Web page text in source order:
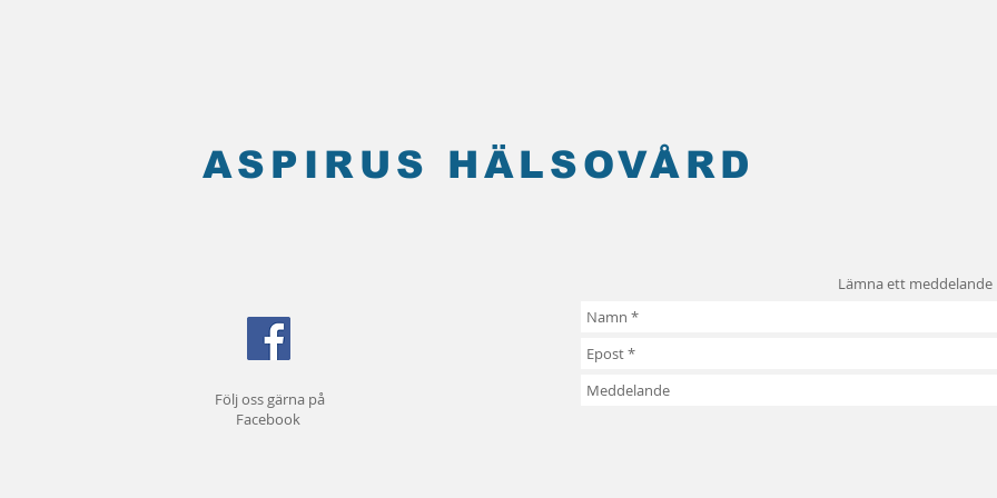
ASPIRUS HÄLSOVÅRD
Lämna ett meddelande
Följ oss gärna på
Facebook